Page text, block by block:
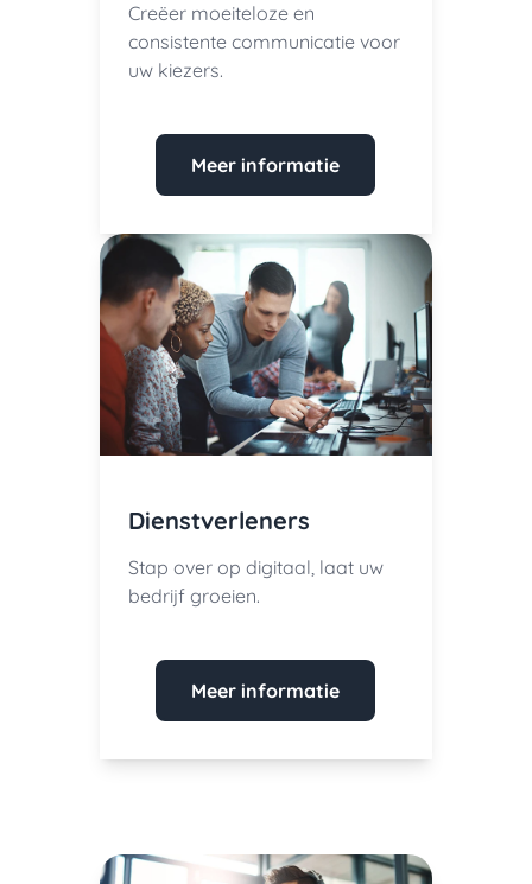
Creëer moeiteloze en
consistente communicatie voor
uw kiezers.
Meer informatie
Dienstverleners
Stap over op digitaal, laat uw
bedrijf groeien.
Meer informatie